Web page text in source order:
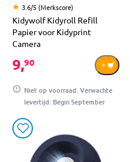
3.6/5 (Merkscore)
Kidywolf Kidyroll Refill
Papier voor Kidyprint
Camera
9,90
Niet op voorraad. Verwachte
levertijd: Begin September